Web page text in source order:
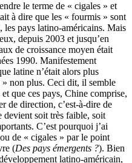
le terme de « cigales » et
à dire que les « fourmis » sont
les pays latino-américains. Mais
depuis 2003 et jusqu’en
de croissance moyen était
1990. Manifestement
latine n’était alors plus
non plus. Ceci dit, il semble
que ces pays, Chine comprise,
de direction, c’est-à-dire de
devient soit très faible, soit
C’est pourquoi j’ai
de « cigales » par le point
(Des pays émergents ?). Bien
latino-américain,